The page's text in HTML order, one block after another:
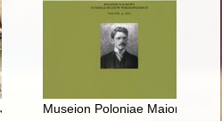
1944
Museion Poloniae Maioris :